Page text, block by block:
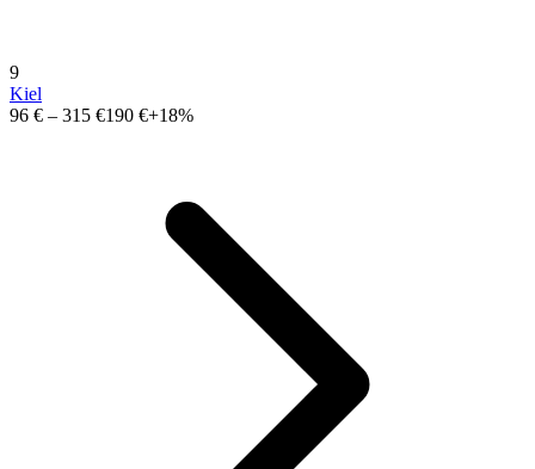
9
Kiel
96 € – 315 €190 €+18%